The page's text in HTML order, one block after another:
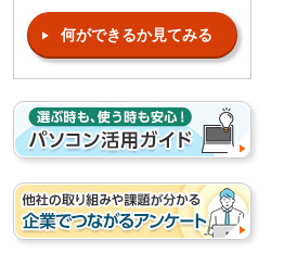
何ができるか見てみる